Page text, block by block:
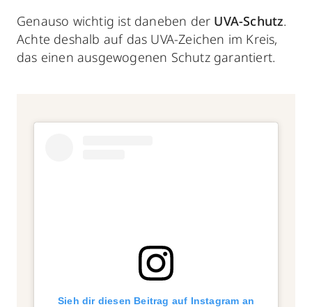
Genauso wichtig ist daneben der UVA-Schutz.
Achte deshalb auf das UVA-Zeichen im Kreis,
das einen ausgewogenen Schutz garantiert.
Sieh dir diesen Beitrag auf Instagram an